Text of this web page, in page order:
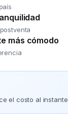
más cómodo
el costo al instante